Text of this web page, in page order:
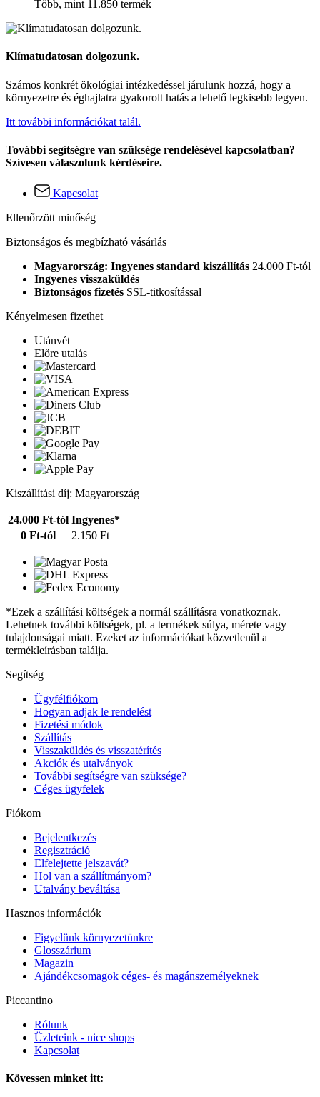
Több, mint 11.850 termék
Klímatudatosan dolgozunk.
Számos konkrét ökológiai intézkedéssel járulunk hozzá, hogy a
környezetre és éghajlatra gyakorolt hatás a lehető legkisebb legyen.
Itt további információkat talál.
További segítségre van szüksége rendelésével kapcsolatban?
Szívesen válaszolunk kérdéseire.
Kapcsolat
Ellenőrzött minőség
Biztonságos és megbízható vásárlás
Magyarország: Ingyenes standard kiszállítás 24.000 Ft-tól
Ingyenes visszaküldés
Biztonságos fizetés SSL-titkosítással
Kényelmesen fizethet
Utánvét
Előre utalás
Kiszállítási díj: Magyarország
24.000 Ft-tól Ingyenes*
0 Ft-tól
2.150 Ft
*Ezek a szállítási költségek a normál szállításra vonatkoznak.
Lehetnek további költségek, pl. a termékek súlya, mérete vagy
tulajdonságai miatt. Ezeket az információkat közvetlenül a
termékleírásban találja.
Segítség
Ügyfélfiókom
Hogyan adjak le rendelést
Fizetési módok
Szállítás
Visszaküldés és visszatérítés
Akciók és utalványok
További segítségre van szüksége?
Céges ügyfelek
Fiókom
Bejelentkezés
Regisztráció
Elfelejtette jelszavát?
Hol van a szállítmányom?
Utalvány beváltása
Hasznos információk
Figyelünk környezetünkre
Glosszárium
Magazin
Ajándékcsomagok céges- és magánszemélyeknek
Piccantino
Rólunk
Üzleteink - nice shops
Kapcsolat
Kövessen minket itt: